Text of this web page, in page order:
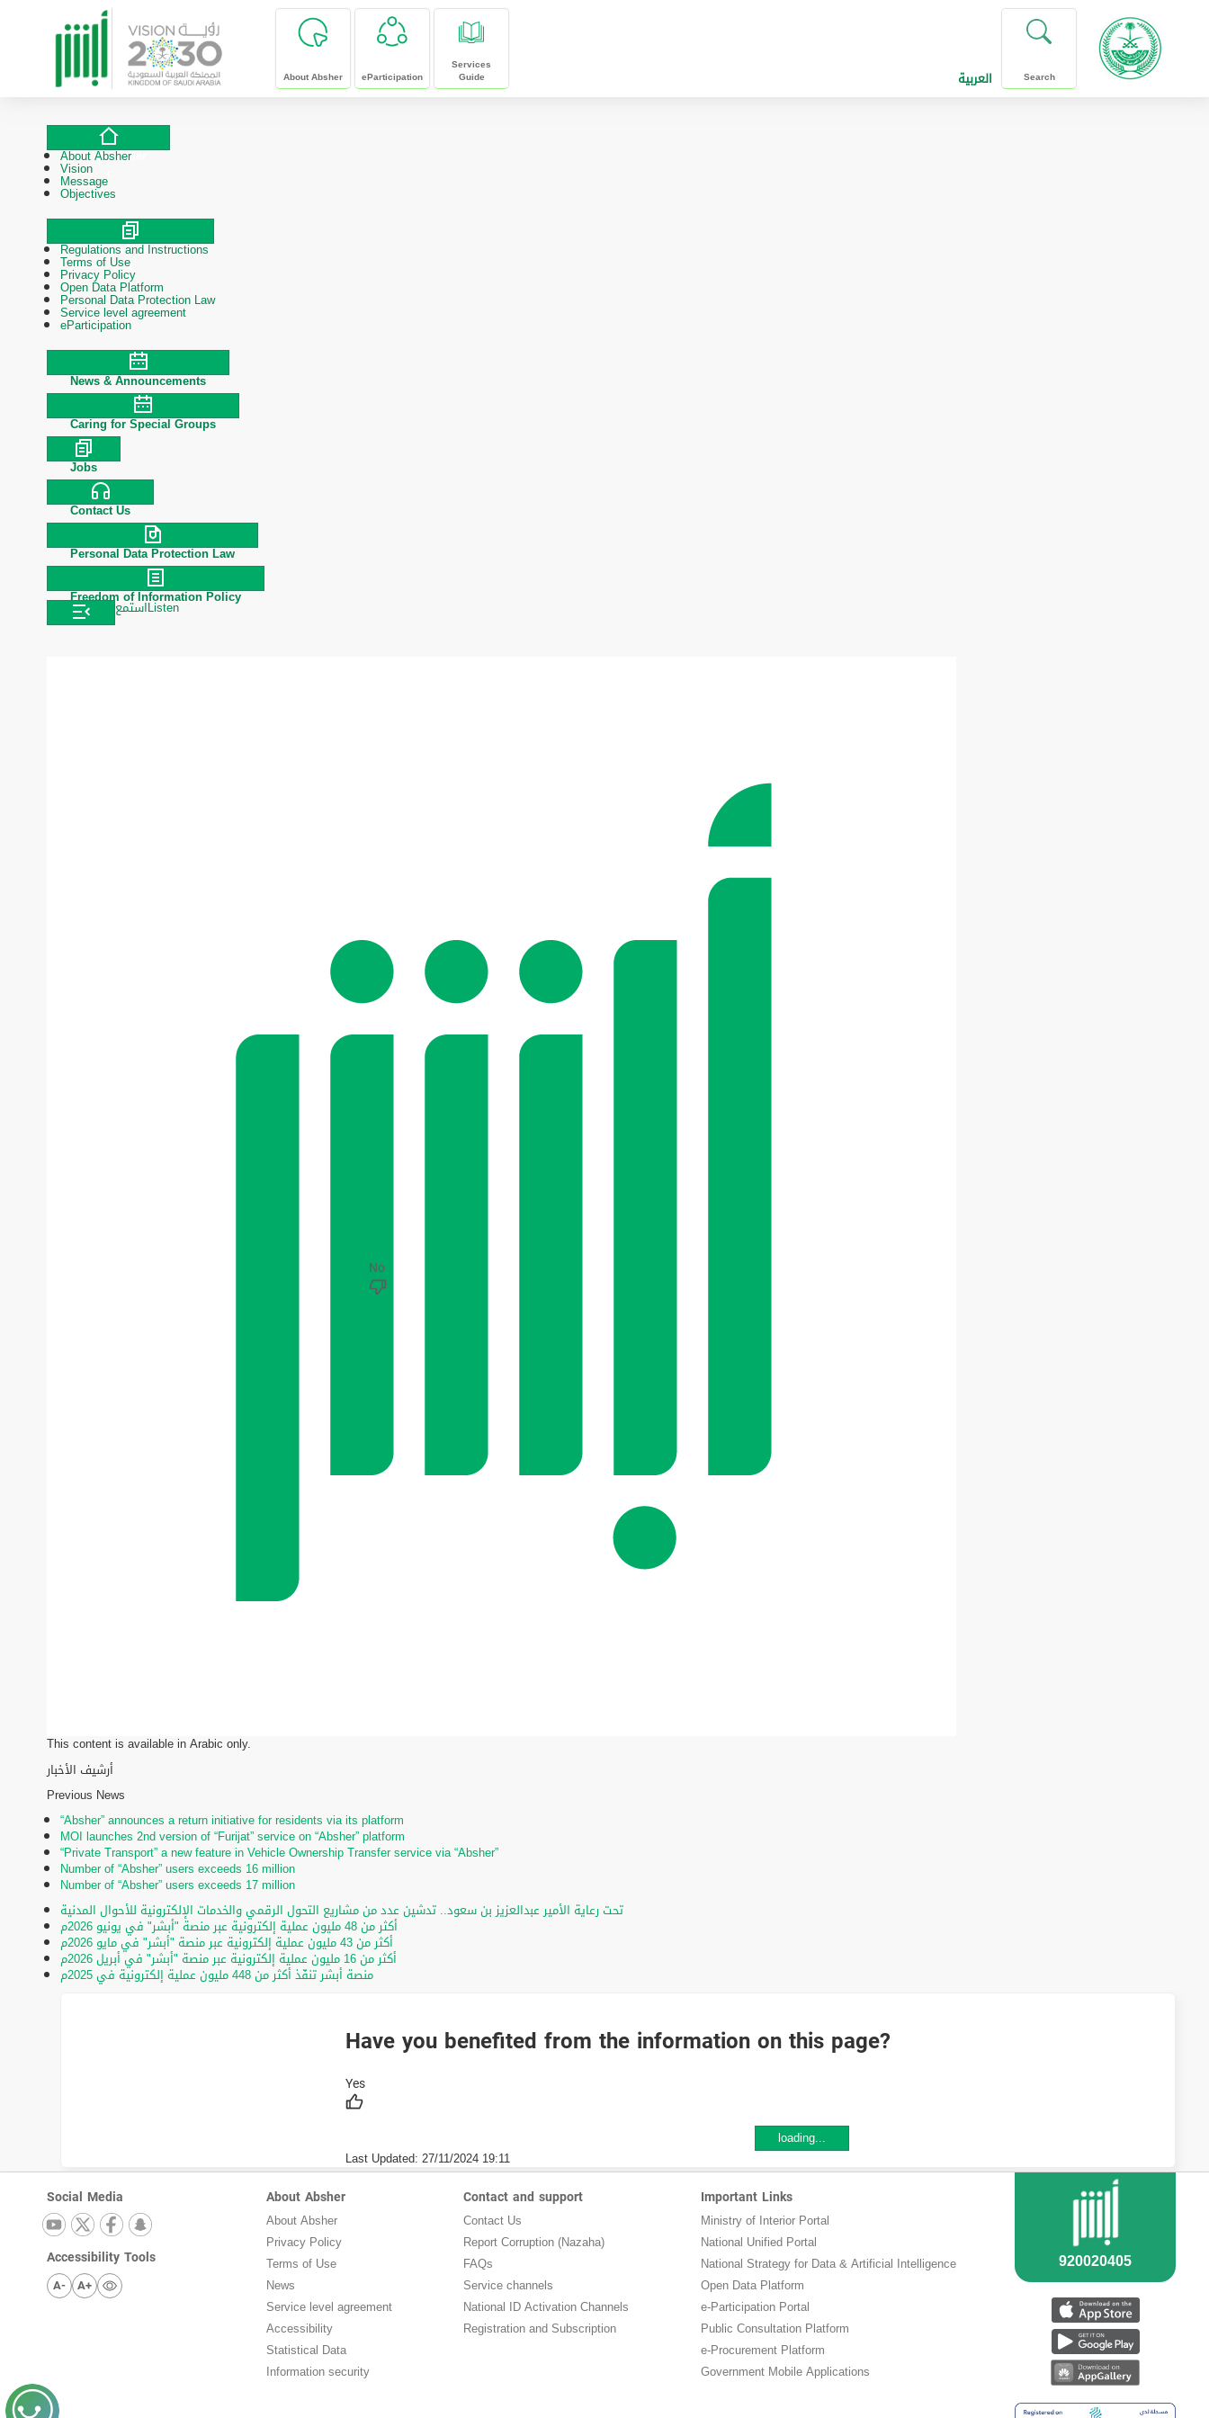
skip to main content
About Absher eParticipation
Services
Guide Search العربية
About Absher
About Absher
Vision
Message
Objectives
Polices & Procedures
Regulations and Instructions
Terms of Use
Privacy Policy
Open Data Platform
Personal Data Protection Law
Service level agreement
eParticipation
News & Announcements
Caring for Special Groups
Jobs
Contact Us
Personal Data Protection Law
Freedom of Information Policy
استمعListen
This content is available in Arabic only.
أرشيف الأخبار
Previous News
“Absher” announces a return initiative for residents via its platform
MOI launches 2nd version of “Furijat” service on “Absher” platform
“Private Transport” a new feature in Vehicle Ownership Transfer service via “Absher”
Number of “Absher” users exceeds 16 million
Number of “Absher” users exceeds 17 million
تحت رعاية الأمير عبدالعزيز بن سعود.. تدشين عدد من مشاريع التحول الرقمي والخدمات الإلكترونية للأحوال المدنية
أكثر من 48 مليون عملية إلكترونية عبر منصة "أبشر" في يونيو 2026م
أكثر من 43 مليون عملية إلكترونية عبر منصة "أبشر" في مايو 2026م
أكثر من 16 مليون عملية إلكترونية عبر منصة "أبشر" في أبريل 2026م
منصة أبشر تنفّذ أكثر من 448 مليون عملية إلكترونية في 2025م
Have you benefited from the information on this page?
loading...
Last Updated: 27/11/2024 19:11
Social Media
Accessibility Tools
A- A+
About Absher
About Absher
Privacy Policy
Terms of Use
News
Service level agreement
Accessibility
Statistical Data
Information security
Contact and support
Contact Us
Report Corruption (Nazaha)
FAQs
Service channels
National ID Activation Channels
Registration and Subscription
Important Links
Ministry of Interior Portal
National Unified Portal
National Strategy for Data & Artificial Intelligence
Open Data Platform
e-Participation Portal
Public Consultation Platform
e-Procurement Platform
Government Mobile Applications